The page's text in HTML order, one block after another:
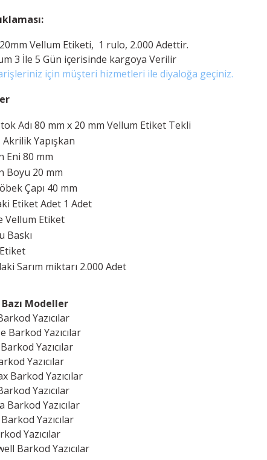
Vellum Etiketi, 1 rulo, 2.000 Adettir.
3 İle 5 Gün içerisinde kargoya Verilir
için müşteri hizmetleri ile diyaloğa geçiniz.
Adı 80 mm x 20 mm Vellum Etiket Tekli
Akrilik Yapışkan
Eni 80 mm
Boyu 20 mm
Çapı 40 mm
Etiket Adet 1 Adet
Vellum Etiket
Baskı
Sarım miktarı 2.000 Adet
Modeller
Yazıcılar
Barkod Yazıcılar
Yazıcılar
Yazıcılar
Barkod Yazıcılar
Yazıcılar
Barkod Yazıcılar
Yazıcılar
Yazıcılar
Barkod Yazıcılar